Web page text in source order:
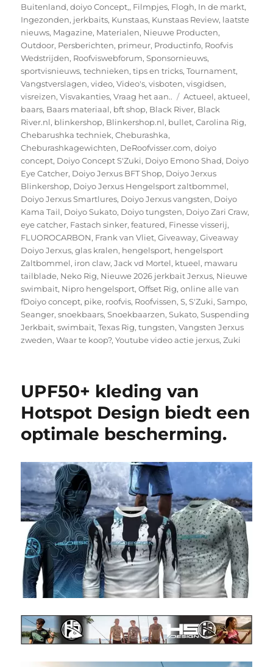
Buitenland,doiyo Concept,, Filmpjes, Flogh, In de markt,
Ingezonden, jerkbaits, Kunstaas, Kunstaas Review, laatste
nieuws, Magazine, Materialen, Nieuwe Producten,
Outdoor, Persberichten, primeur, Productinfo, Roofvis
Wedstrijden, Roofviswebforum,Sponsornieuws,
sportvisnieuws,technieken,tips en tricks,Tournament,
Vangstverslagen,video,Video's,visboten,visgidsen,
visreizen,Visvakanties,Vraag het aan.. Tags
Actueel,aktueel,
baars, Baars materiaal, bft shop, Black River, Black
River.nl, blinkershop, Blinkershop.nl, bullet,Carolina Rig,
Chebarushka techniek,Cheburashka,
Cheburashkagewichten, DeRoofvisser.com,doiyo
concept, Doiyo Concept S'Zuki, Doiyo Emono Shad, Doiyo
Eye Catcher, Doiyo Jerxus BFT Shop, Doiyo Jerxus
Blinkershop, Doiyo Jerxus Hengelsport zaltbommel,
Doiyo Jerxus Smartlures, Doiyo Jerxus vangsten, Doiyo
Kama Tail, Doiyo Sukato, Doiyo tungsten, Doiyo Zari Craw,
eye catcher, Fastach sinker,featured, Finesse visserij,
FLUOROCARBON, Frank van Vliet,Giveaway,Giveaway
Doiyo Jerxus,glas kralen, hengelsport, hengelsport
Zaltbommel, iron claw,Jack vd Mortel, ktueel, mawaru
tailblade, Neko Rig, Nieuwe 2026 jerkbait Jerxus, Nieuwe
swimbait, Nipro hengelsport,Offset Rig,online alle van
fDoiyo concept, pike, roofvis, Roofvissen,S,S'Zuki,Sampo,
Seanger,snoekbaars,Snoekbaarzen,Sukato,Suspending
Jerkbait,swimbait,Texas Rig,tungsten,Vangsten Jerxus
zweden,Waar te koop?,Youtube video actie jerxus,Zuki
UPF50+ kleding van
Hotspot Design biedt een
optimale bescherming.